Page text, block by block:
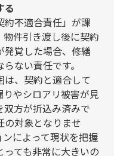
る
約不適合責任」が課
件引き渡し後に契約
発覚した場合、修繕
ない責任です。
、契約と適合して
やシロアリ被害が見
双方が折込み済みで
の対象となりませ
によって現状を把握
ても非常に大きいの